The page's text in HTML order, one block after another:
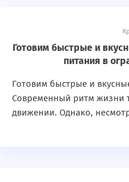
Готовим быстрые и
питания в
Готовим быстрые и
Современный ритм жизни
движении. Однако,